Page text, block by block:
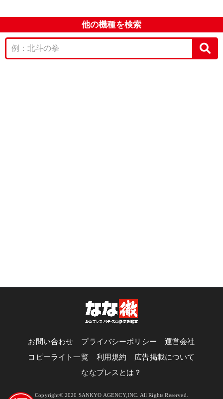
他の機種を検索
お問い合わせ プライバシーポリシー
運営会社
コピーライト一覧
利用規約
広告掲載について
ななプレスとは？
Copyright© 2020 SANKYO AGENCY,INC. All Rights Reserved.